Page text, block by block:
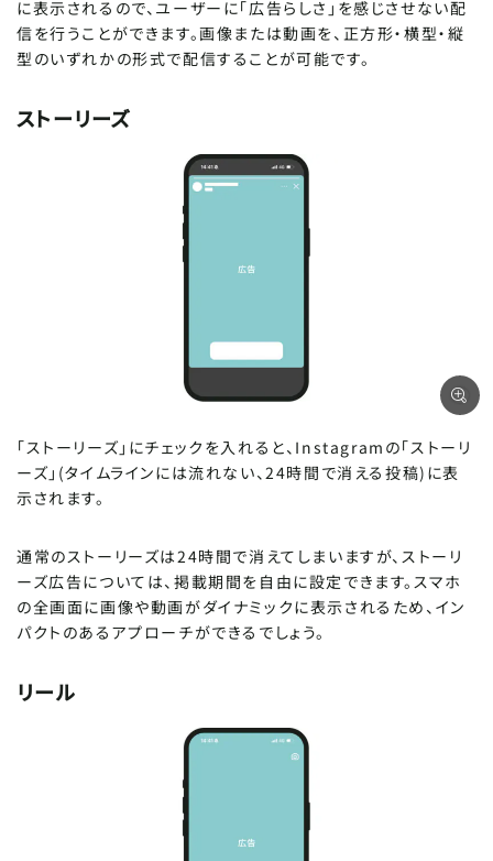
に表示されるので、ユーザーに「広告らしさ」を感じさせない配
信を行うことができます。画像または動画を、正方形・横型・縦
型のいずれかの形式で配信することが可能です。
ストーリーズ
「ストーリーズ」にチェックを入れると、Instagramの「ストーリ
ーズ」(タイムラインには流れない、24時間で消える投稿)に表
示されます。
通常のストーリーズは24時間で消えてしまいますが、ストーリ
ーズ広告については、掲載期間を自由に設定できます。スマホ
の全画面に画像や動画がダイナミックに表示されるため、イン
パクトのあるアプローチができるでしょう。
リール